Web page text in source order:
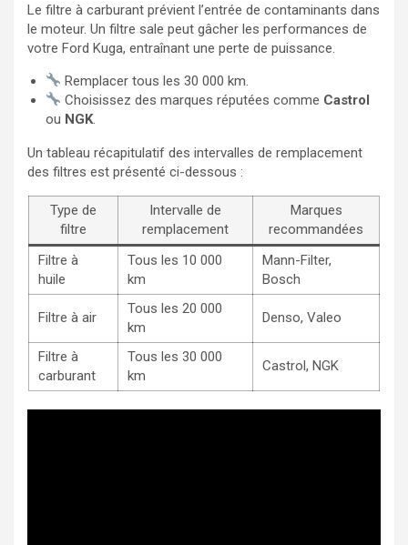
Le filtre à carburant prévient l’entrée de contaminants dans
le moteur. Un filtre sale peut gâcher les performances de
votre Ford Kuga, entraînant une perte de puissance.
Remplacer tous les 30 000 km.
Choisissez des marques réputées comme Castrol
ou NGK.
Un tableau récapitulatif des intervalles de remplacement
des filtres est présenté ci-dessous :
Type de
filtre
Intervalle de
remplacement
Marques
recommandées
Filtre à
huile
Tous les 10 000
km
Mann-Filter,
Bosch
Filtre à air
Tous les 20 000
km
Denso, Valeo
Filtre à
carburant
Tous les 30 000
km
Castrol, NGK